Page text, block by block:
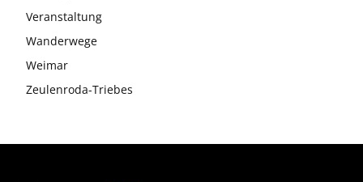
Veranstaltung
Wanderwege
Weimar
Zeulenroda-Triebes